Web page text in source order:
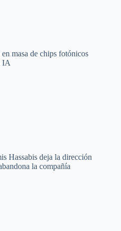
masa de chips fotónicos
IA
Hassabis deja la dirección
la compañía